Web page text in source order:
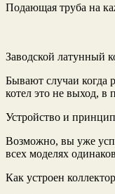
Подающая труба на
Заводской латунный
Бывают случаи когда
котел это не выход, в
Устройство и
Возможно, вы уже
всех моделях
Как устроен